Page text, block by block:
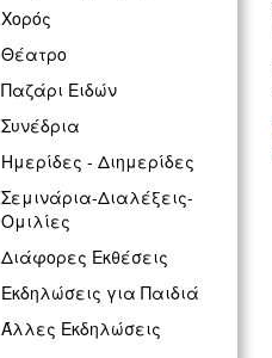
Χορός
Θέατρο
Παζάρι Ειδών
Συνέδρια
Ημερίδες - Διημερίδες
Σεμινάρια-Διαλέξεις-
Ομιλίες
Διάφορες Εκθέσεις
Εκδηλώσεις για Παιδιά
Άλλες Εκδηλώσεις